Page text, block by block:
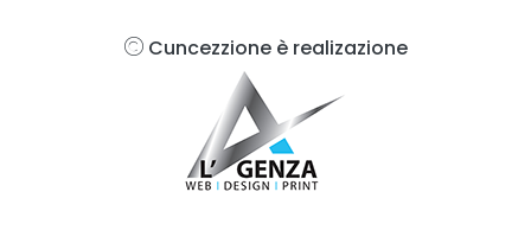
Cuncezzione è realizazione